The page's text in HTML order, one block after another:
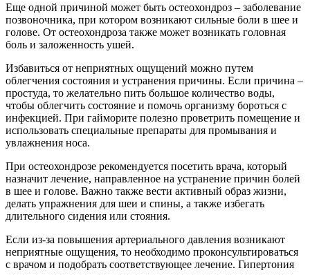
Еще одной причиной может быть остеохондроз – заболевание
позвоночника, при котором возникают сильные боли в шее и
голове. От остеохондроза также может возникать головная
боль и заложенность ушей.
Избавиться от неприятных ощущений можно путем
облегчения состояния и устранения причины. Если причина –
простуда, то желательно пить большое количество воды,
чтобы облегчить состояние и помочь организму бороться с
инфекцией. При гайморите полезно проветрить помещение и
использовать специальные препараты для промывания и
увлажнения носа.
При остеохондрозе рекомендуется посетить врача, который
назначит лечение, направленное на устранение причин болей
в шее и голове. Важно также вести активный образ жизни,
делать упражнения для шеи и спины, а также избегать
длительного сидения или стояния.
Если из-за повышения артериального давления возникают
неприятные ощущения, то необходимо проконсультироваться
с врачом и подобрать соответствующее лечение. Гипертония